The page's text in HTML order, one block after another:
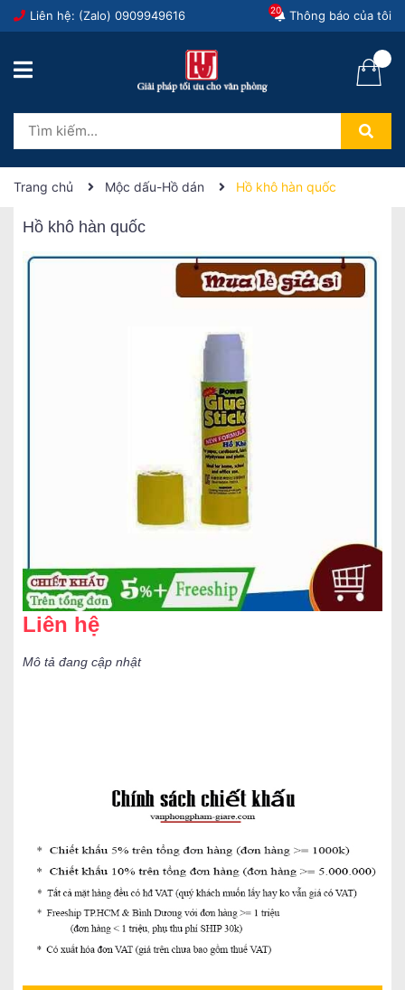
Liên hệ: (Zalo) 0909949616 Thông báo của tôi
20
Trang chủ Mộc dấu-Hồ dán Hồ khô hàn quốc
Hồ khô hàn quốc
Liên hệ
Mô tả đang cập nhật